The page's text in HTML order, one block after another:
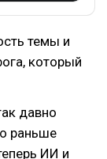
темы и
который
давно
раньше
ИИ и